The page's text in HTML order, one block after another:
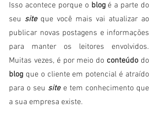
Isso acontece porque o blog é a parte do
seu site que você mais vai atualizar ao
publicar novas postagens e informações
para manter os leitores envolvidos.
Muitas vezes, é por meio do conteúdo
blog que o cliente em potencial é atraído
para o seu site e tem conhecimento que
a sua empresa existe.